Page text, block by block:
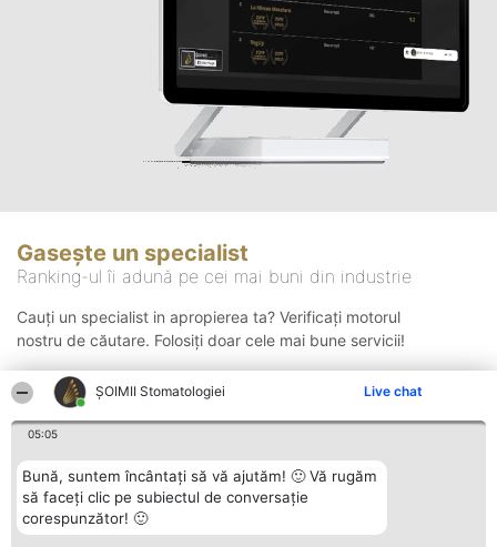
ȘOIMII Stomatologiei Live chat
05:05
Bună, suntem încântați să vă ajutăm! 🙂 Vă rugăm
să faceți clic pe subiectul de conversație
corespunzător! 🙂
Gasește un specialist
Ranking-ul îi adună pe cei mai buni din industrie
Cauți un specialist in apropierea ta? Verificați motorul
nostru de căutare. Folosiți doar cele mai bune servicii!